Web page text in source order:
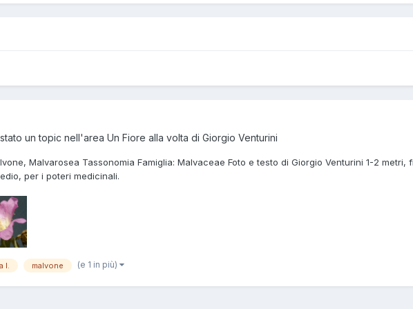
un topic nell'area Un Fiore alla volta di Giorgio Venturini
Malvarosea Tassonomia Famiglia: Malvaceae Foto e testo di Giorgio Venturini 1-2
per i poteri medicinali.
l. malvone (e 1 in più)